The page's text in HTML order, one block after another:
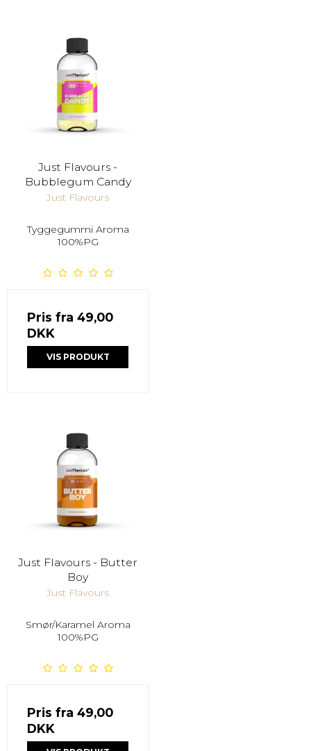
Just Flavours -
Bubblegum Candy
Just Flavours
Tyggegummi Aroma
100%PG
Pris fra 49,00
DKK
VIS PRODUKT
Just Flavours - Butter
Boy
Just Flavours
Smør/Karamel Aroma
100%PG
Pris fra 49,00
DKK